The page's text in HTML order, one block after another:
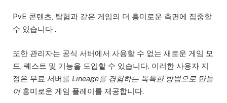
PvE 콘텐츠, 탐험과 같은 게임의 더 흥미로운 측면에 집중할
수 있습니다 .
또한 관리자는 공식 서버에서 사용할 수 없는 새로운 게임 모
드, 퀘스트 및 기능을 도입할 수 있습니다. 이러한 사용자 지
정은 무료 서버를 Lineage를 경험하는 독특한 방법으로 만들
어 흥미로운 게임 플레이를 제공합니다.